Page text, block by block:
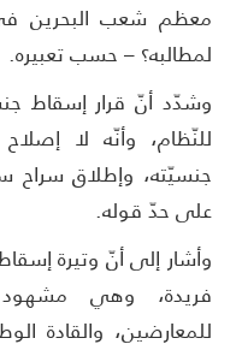
شعب البحرين في
– حسب تعبيره.
أنّ قرار إسقاط جنسيّة
وأنّه لا إصلاح
وإطلاق سراح
حدّ قوله.
إلى أنّ وتيرة إسقاط
وهي مشهود
والقادة